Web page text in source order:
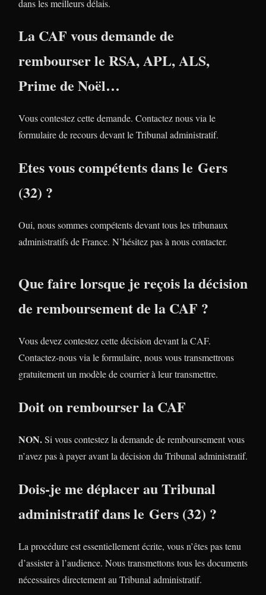
dans les meilleurs délais.
La CAF vous demande de
rembourser le RSA, APL, ALS,
Prime de Noël…
Vous contestez cette demande. Contactez nous via le
formulaire de recours devant le Tribunal administratif.
Etes vous compétents dans le Gers
(32) ?
Oui, nous sommes compétents devant tous les tribunaux
administratifs de France. N’hésitez pas à nous contacter.
Que faire lorsque je reçois la décision
de remboursement de la CAF ?
Vous devez contestez cette décision devant la CAF.
Contactez-nous via le formulaire, nous vous transmettrons
gratuitement un modèle de courrier à leur transmettre.
Doit on rembourser la CAF
NON.Si vous contestez la demande de remboursement vous
n’avez pas à payer avant la décision du Tribunal administratif.
Dois-je me déplacer au Tribunal
administratif dans le Gers (32) ?
La procédure est essentiellement écrite, vous n’êtes pas tenu
d’assister à l’audience. Nous transmettons tous les documents
nécessaires directement au Tribunal administratif.